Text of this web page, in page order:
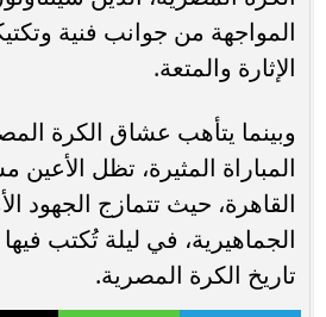
المواجهة من جوانب فنية
الإثارة والمتعة.
وبينما يتأهب عشاق الكرة
المباراة المثيرة، تظل
القاهرة، حيث تتمازج الجهود
الجماهيرية، في ليلة تُكتب
تاريخ الكرة المصرية.